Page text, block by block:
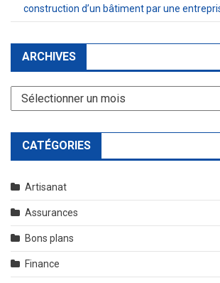
construction d’un bâtiment par une
ARCHIVES
Archives
CATÉGORIES
Artisanat
Assurances
Bons plans
Finance